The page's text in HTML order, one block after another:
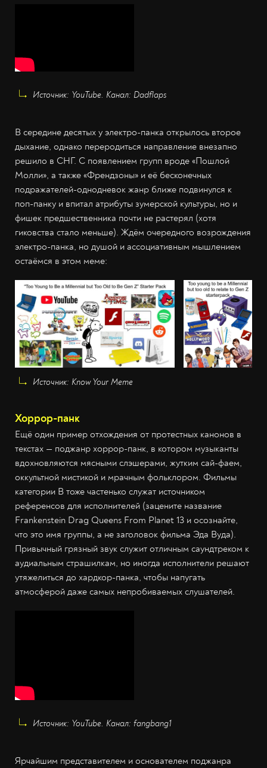
Источник: YouTube. Канал: Dadflaps
В середине десятых у электро-панка открылось второе
дыхание, однако переродиться направление внезапно
решило в СНГ. С появлением групп вроде «Пошлой
Молли», а также «Френдзоны» и её бесконечных
подражателей-однодневок жанр ближе подвинулся к
поп-панку и впитал атрибуты зумерской культуры, но и
фишек предшественника почти не растерял (хотя
гиковства стало меньше). Ждём очередного возрождения
электро-панка, но душой и ассоциативным мышлением
остаёмся в этом меме:
Источник: Know Your Meme
Хоррор-панк
Ещё один пример отхождения от протестных канонов в
текстах — поджанр хоррор-панк, в котором музыканты
вдохновляются мясными слэшерами, жутким сай-фаем,
оккультной мистикой и мрачным фольклором. Фильмы
категории B тоже частенько служат источником
референсов для исполнителей (зацените название
Frankenstein Drag Queens From Planet 13 и осознайте,
что это имя группы, а не заголовок фильма Эда Вуда).
Привычный грязный звук служит отличным саундтреком к
аудиальным страшилкам, но иногда исполнители решают
утяжелиться до хардкор-панка, чтобы напугать
атмосферой даже самых непробиваемых слушателей.
Источник: YouTube. Канал: fangbang1
Ярчайшим представителем и основателем поджанра